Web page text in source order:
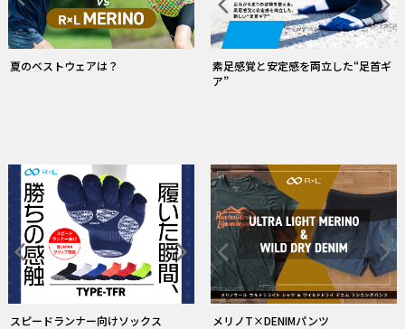
夏のベストウェアは？
素足感覚と安定感を両立した“足首ギ
ア”
スピードランナー向けソックス メリノT×DENIMパンツ